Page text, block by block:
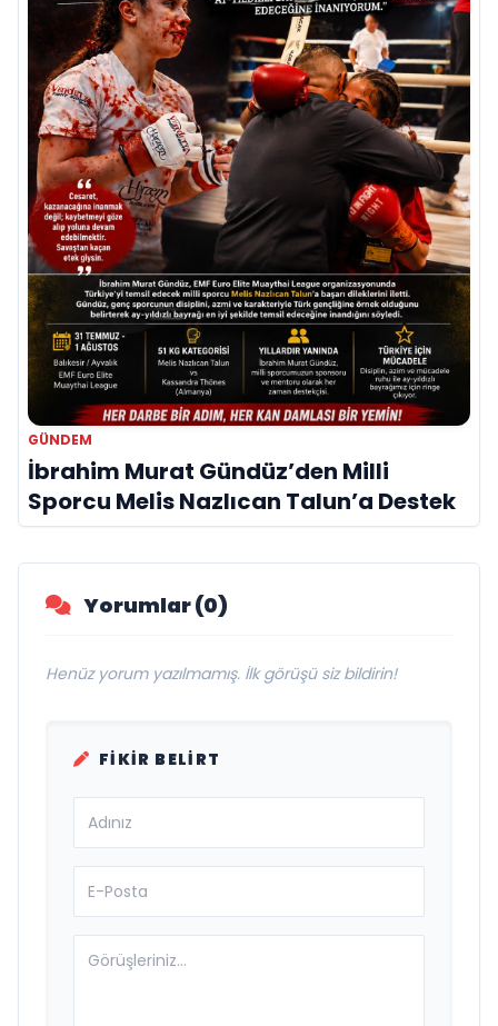
GÜNDEM
İbrahim Murat Gündüz’den Milli
Sporcu Melis Nazlıcan Talun’a Destek
Yorumlar (0)
Henüz yorum yazılmamış. İlk görüşü siz bildirin!
FIKIR BELIRT